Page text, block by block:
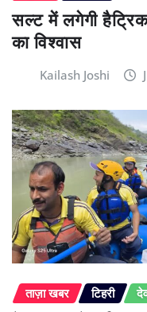
सल्ट में लगेगी
का विश्वास
Kailash Joshi
ताज़ा खबर टिहरी